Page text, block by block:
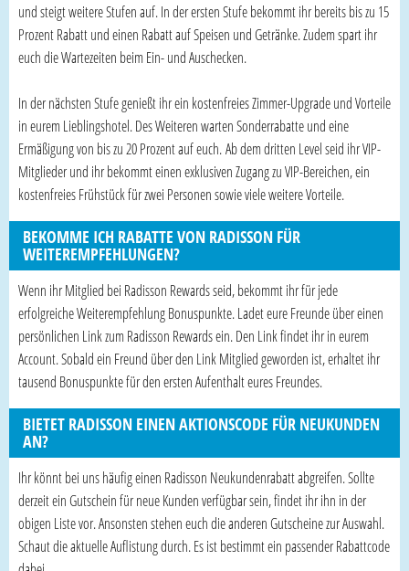
und steigt weitere Stufen auf. In der ersten Stufe bekommt ihr bereits bis zu 15
Prozent Rabatt und einen Rabatt auf Speisen und Getränke. Zudem spart ihr
euch die Wartezeiten beim Ein- und Auschecken.
In der nächsten Stufe genießt ihr ein kostenfreies Zimmer-Upgrade und Vorteile
in eurem Lieblingshotel. Des Weiteren warten Sonderrabatte und eine
Ermäßigung von bis zu 20 Prozent auf euch. Ab dem dritten Level seid ihr VIP-
Mitglieder und ihr bekommt einen exklusiven Zugang zu VIP-Bereichen, ein
kostenfreies Frühstück für zwei Personen sowie viele weitere Vorteile.
BEKOMME ICH RABATTE VON RADISSON FÜR
WEITEREMPFEHLUNGEN?
Wenn ihr Mitglied bei Radisson Rewards seid, bekommt ihr für jede
erfolgreiche Weiterempfehlung Bonuspunkte. Ladet eure Freunde über einen
persönlichen Link zum Radisson Rewards ein. Den Link findet ihr in eurem
Account. Sobald ein Freund über den Link Mitglied geworden ist, erhaltet ihr
tausend Bonuspunkte für den ersten Aufenthalt eures Freundes.
BIETET RADISSON EINEN AKTIONSCODE FÜR NEUKUNDEN
AN?
Ihr könnt bei uns häufig einen Radisson Neukundenrabatt abgreifen. Sollte
derzeit ein Gutschein für neue Kunden verfügbar sein, findet ihr ihn in der
obigen Liste vor. Ansonsten stehen euch die anderen Gutscheine zur Auswahl.
Schaut die aktuelle Auflistung durch. Es ist bestimmt ein passender Rabattcode